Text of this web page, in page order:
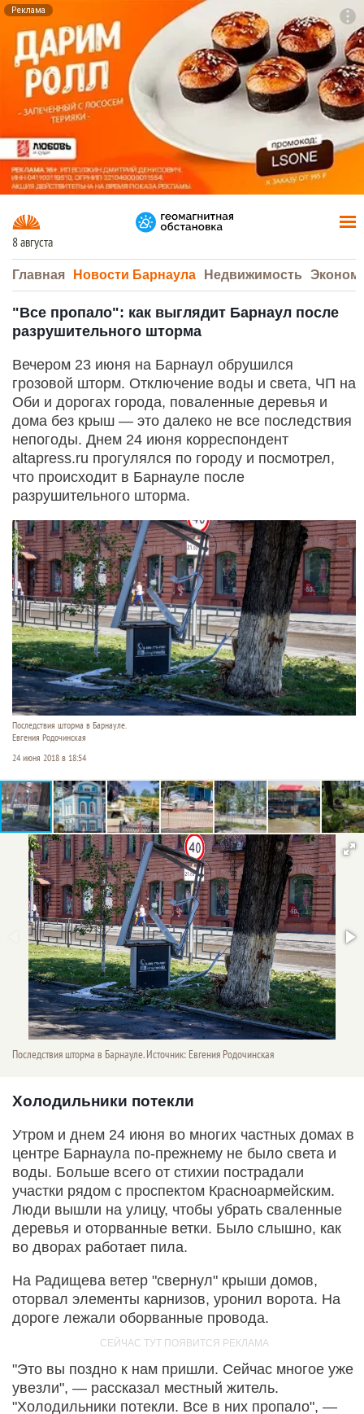
Реклама
8 августа
Главная Новости Барнаула Недвижимость
"Все пропало": как выглядит Барнаул после
разрушительного шторма
Вечером 23 июня на Барнаул обрушился
грозовой шторм. Отключение воды и света, ЧП на
Оби и дорогах города, поваленные деревья и
дома без крыш — это далеко не все последствия
непогоды. Днем 24 июня корреспондент
altapress.ru прогулялся по городу и посмотрел,
что происходит в Барнауле после
разрушительного шторма.
Последствия шторма в Барнауле.
Евгения Родочинская
24 июня 2018 в 18:54
Последствия шторма в Барнауле. Источник: Евгения Родочинская
Холодильники потекли
Утром и днем 24 июня во многих частных домах в
центре Барнаула по-прежнему не было света и
воды. Больше всего от стихии пострадали
участки рядом с проспектом Красноармейским.
Люди вышли на улицу, чтобы убрать сваленные
деревья и оторванные ветки. Было слышно, как
во дворах работает пила.
На Радищева ветер "свернул" крыши домов,
оторвал элементы карнизов, уронил ворота. На
дороге лежали оборванные провода.
"Это вы поздно к нам пришли. Сейчас многое уже
увезли", — рассказал местный житель.
"Холодильники потекли. Все в них пропало", —